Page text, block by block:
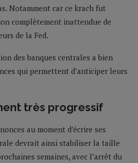
Notamment car ce krach fut
complètement inattendue de
de la Fed.
des banques centrales a bien
qui permettent d’anticiper leurs
très progressif
au moment d’écrire ses
devrait ainsi stabiliser la taille
semaines, avec l’arrêt du